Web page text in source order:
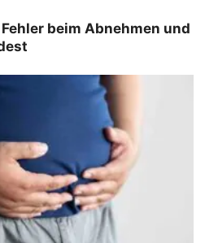
beim Abnehmen und